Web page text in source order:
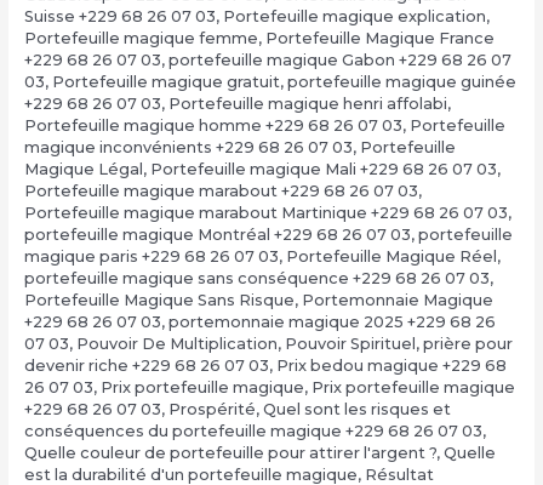
Suisse +229 68 26 07 03, Portefeuille magique explication,
Portefeuille magique femme, Portefeuille Magique France
+229 68 26 07 03, portefeuille magique Gabon +229 68 26 07
03, Portefeuille magique gratuit, portefeuille magique guinée
+229 68 26 07 03, Portefeuille magique henri affolabi,
Portefeuille magique homme +229 68 26 07 03, Portefeuille
magique inconvénients +229 68 26 07 03, Portefeuille
Magique Légal, Portefeuille magique Mali +229 68 26 07 03,
Portefeuille magique marabout +229 68 26 07 03,
Portefeuille magique marabout Martinique +229 68 26 07 03,
portefeuille magique Montréal +229 68 26 07 03, portefeuille
magique paris +229 68 26 07 03, Portefeuille Magique Réel,
portefeuille magique sans conséquence +229 68 26 07 03,
Portefeuille Magique Sans Risque, Portemonnaie Magique
+229 68 26 07 03, portemonnaie magique 2025 +229 68 26
07 03, Pouvoir De Multiplication, Pouvoir Spirituel, prière pour
devenir riche +229 68 26 07 03, Prix bedou magique +229 68
26 07 03, Prix portefeuille magique, Prix portefeuille magique
+229 68 26 07 03, Prospérité, Quel sont les risques et
conséquences du portefeuille magique +229 68 26 07 03,
Quelle couleur de portefeuille pour attirer l'argent ?, Quelle
est la durabilité d'un portefeuille magique, Résultat